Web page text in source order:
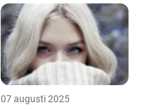
07 augusti 2025